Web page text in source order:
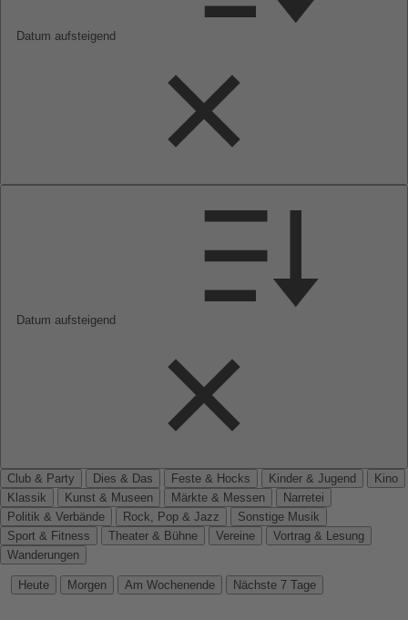
Datum aufsteigend
Datum aufsteigend
Club & Party Dies & Das Feste & Hocks Kinder & Jugend
Kino
Klassik
Kunst & Museen Märkte & Messen
Narretei
Politik & Verbände
Rock, Pop & Jazz
Sonstige Musik
Sport & Fitness
Theater & Bühne Vereine
Vortrag & Lesung
Wanderungen
Heute Morgen Am Wochenende Nächste 7 Tage